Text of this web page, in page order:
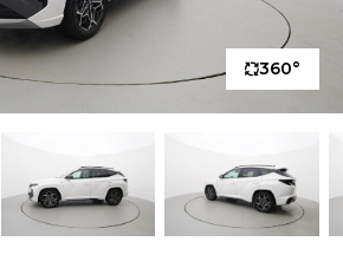
360°